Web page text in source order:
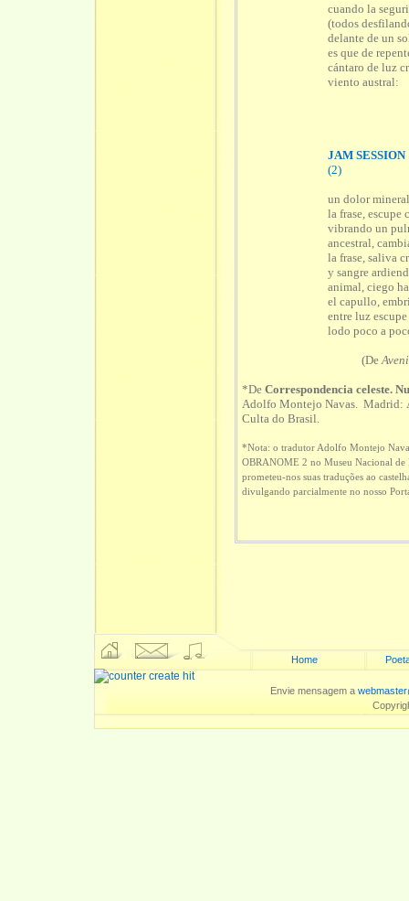
cuando la
(todos
delante de un
es que de
cántaro de luz
viento austral:
JAM SESSION
(2)
un dolor
la frase, escupe
vibrando un
ancestral,
la frase, saliva
y sangre
animal, ciego
el capullo,
entre luz
lodo poco a
(De
*De Correspondencia celeste.
Adolfo Montejo Navas. Madrid:
Culta do Brasil.
*Nota: o tradutor Adolfo Montejo
OBRANOME 2 no Museu Nacional de
prometeu-nos suas traduções ao
divulgando parcialmente no nosso
Home
Envie mensagem a